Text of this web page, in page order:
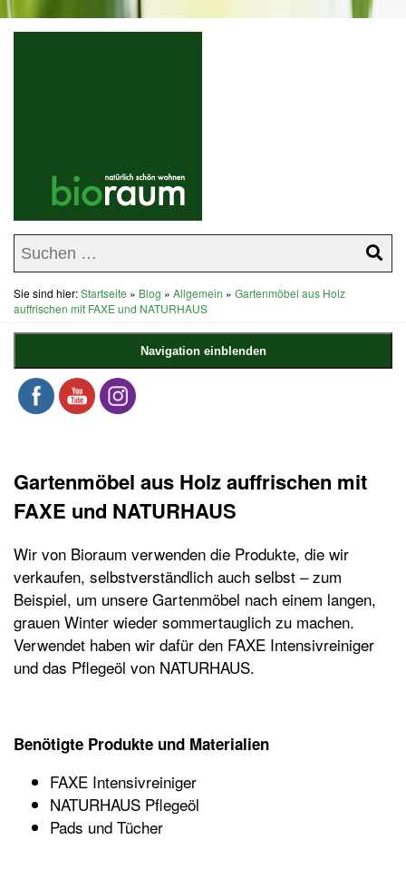
Sie sind hier:Startseite » Blog » Allgemein » Gartenmöbel aus Holz
auffrischen mit FAXE und NATURHAUS
Gartenmöbel aus Holz auffrischen mit
FAXE und NATURHAUS
Wir von Bioraum verwenden die Produkte, die wir
verkaufen, selbstverständlich auch selbst – zum
Beispiel, um unsere Gartenmöbel nach einem langen,
grauen Winter wieder sommertauglich zu machen.
Verwendet haben wir dafür den FAXE Intensivreiniger
und das Pflegeöl von NATURHAUS.
Benötigte Produkte und Materialien
FAXE Intensivreiniger
NATURHAUS Pflegeöl
Pads und Tücher
Navigation einblenden